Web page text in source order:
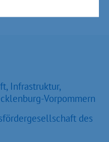
Infrastruktur,
Vorpommern
des